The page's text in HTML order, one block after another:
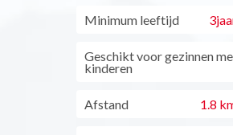
Minimum leeftijd
Geschikt voor gezinnen
kinderen
Afstand 1.8